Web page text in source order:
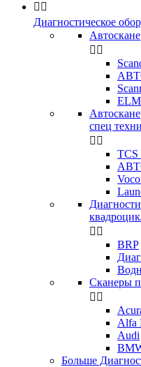
 
Диагностическое
 
спец
 
TCS
 
BRP
Сканеры
 
Alfa
Audi
Больше